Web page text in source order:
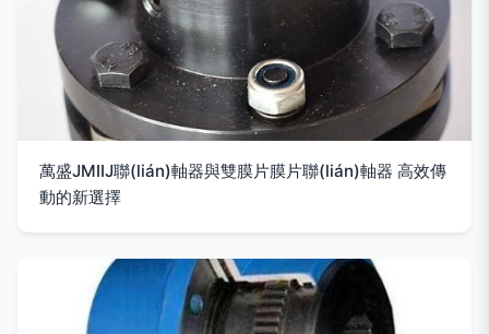
萬盛JMIIJ聯(lián)軸器與雙膜片膜片聯(lián)軸器 高效傳
動的新選擇